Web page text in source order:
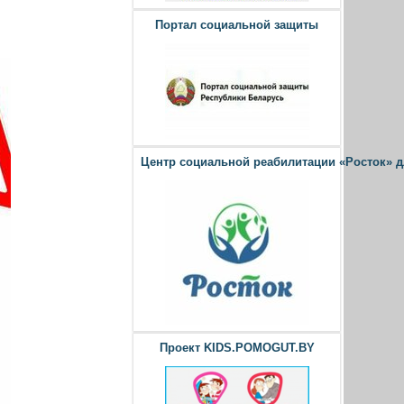
Портал социальной защиты
Центр социальной реабилитации
Проект KIDS.POMOGUT.BY